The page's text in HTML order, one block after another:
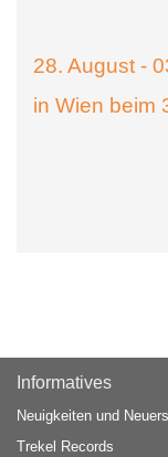
28. August -
in Wien beim
Informatives
Neuigkeiten und
Trekel Records